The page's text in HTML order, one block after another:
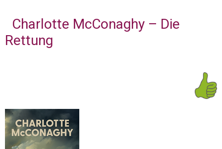
Charlotte McConaghy – Die
Rettung